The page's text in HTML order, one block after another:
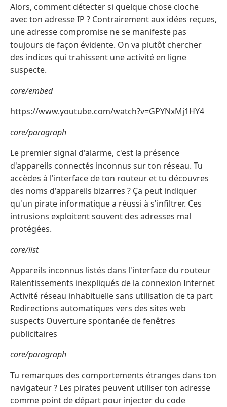
Alors, comment détecter si quelque chose cloche
avec ton adresse IP ? Contrairement aux idées reçues,
une adresse compromise ne se manifeste pas
toujours de façon évidente. On va plutôt chercher
des indices qui trahissent une activité en ligne
suspecte.
core/embed
https://www.youtube.com/watch?v=GPYNxMj1HY4
core/paragraph
Le premier signal d'alarme, c'est la présence
d'appareils connectés inconnus sur ton réseau. Tu
accèdes à l'interface de ton routeur et tu découvres
des noms d'appareils bizarres ? Ça peut indiquer
qu'un pirate informatique a réussi à s'infiltrer. Ces
intrusions exploitent souvent des adresses mal
protégées.
core/list
Appareils inconnus listés dans l'interface du routeur
Ralentissements inexpliqués de la connexion Internet
Activité réseau inhabituelle sans utilisation de ta part
Redirections automatiques vers des sites web
suspects Ouverture spontanée de fenêtres
publicitaires
core/paragraph
Tu remarques des comportements étranges dans ton
navigateur ? Les pirates peuvent utiliser ton adresse
comme point de départ pour injecter du code